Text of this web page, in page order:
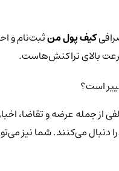
کیف پول منثبت‌نام و
بالای تراکنش‌هاست.
است؟
از جمله عرضه و تقاضا،
را دنبال می‌کنند. شما نیز